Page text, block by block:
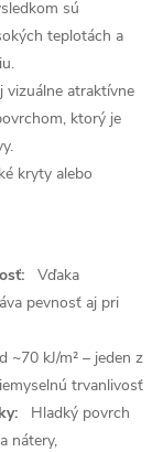
sú
teplotách a
vizuálne atraktívne
ktorý je
kryty alebo
Vďaka
pevnosť aj pri
~70 kJ/m² – jeden z
trvanlivosť
Hladký povrch
nátery,